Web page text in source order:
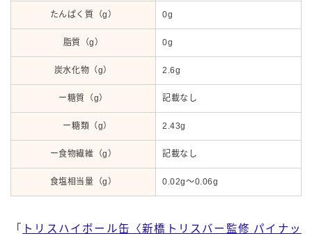
たんぱく質（g） 0g
脂質（g） 0g
炭水化物（g） 2.6g
ー糖質（g） 記載なし
ー糖類（g） 2.43g
ー食物繊維（g） 記載なし
食塩相当量（g） 0.02g〜0.06g
「
トリスハイボール缶〈新橋トリスバー監修 パイナッ